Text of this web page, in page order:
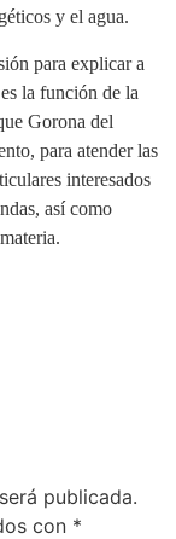
y el agua.
para explicar a
la función de la
Gorona del
para atender las
interesados
así como
publicada.
con *